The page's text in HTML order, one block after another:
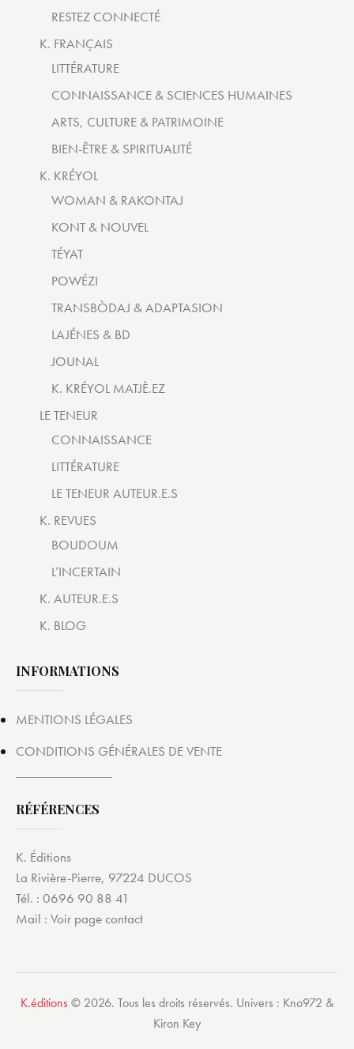
RESTEZ CONNECTÉ
K. FRANÇAIS
LITTÉRATURE
CONNAISSANCE & SCIENCES HUMAINES
ARTS, CULTURE & PATRIMOINE
BIEN-ÊTRE & SPIRITUALITÉ
K. KRÉYOL
WOMAN & RAKONTAJ
KONT & NOUVEL
TÉYAT
POWÉZI
TRANSBÒDAJ & ADAPTASION
LAJÉNES & BD
JOUNAL
K. KRÉYOL MATJÈ.EZ
LE TENEUR
CONNAISSANCE
LITTÉRATURE
LE TENEUR AUTEUR.E.S
K. REVUES
BOUDOUM
L’INCERTAIN
K. AUTEUR.E.S
K. BLOG
INFORMATIONS
MENTIONS LÉGALES
CONDITIONS GÉNÉRALES DE VENTE
RÉFÉRENCES
K. Éditions
La Rivière-Pierre, 97224 DUCOS
Tél. : 0696 90 88 41
Mail : Voir page contact
K.éditions © 2026. Tous les droits réservés. Univers : Kno972 &
Kiron Key